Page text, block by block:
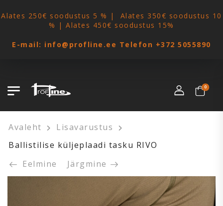
Alates 250€ soodustus 5 % | Alates 350€ soodustus 10
% | Alates 450€ soodustus 15%
E-mail: info@profline.ee Telefon +372 5055890
0
Avaleht
Lisavarustus
Ballistilise küljeplaadi tasku RIVO
Eelmine
Järgmine